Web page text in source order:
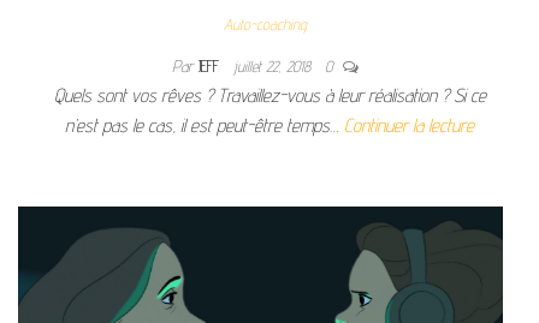
Auto-coaching
ParJEFF juillet 22, 2018 0
Quels sont vos rêves ? Travaillez-vous à leur réalisation ? Si ce
n’est pas le cas, il est peut-être temps… Continuer la lecture